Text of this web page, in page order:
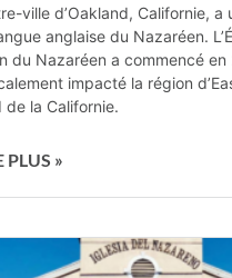
ville d’Oakland, Californie, a
anglaise du Nazaréen.
du Nazaréen a commencé
impacté la région
de la Californie.
PLUS »